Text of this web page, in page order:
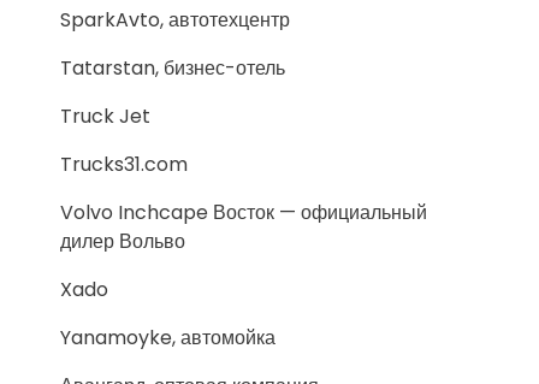
SparkAvto, автотехцентр
Tatarstan, бизнес-отель
Truck Jet
Trucks31.com
Volvo Inchcape Восток — официальный
дилер Вольво
Xado
Yanamoyke, автомойка